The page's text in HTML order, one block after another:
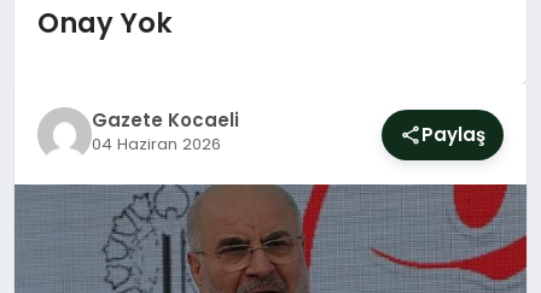
MAGAZIN
YAŞAM
DÜNYA
SAĞLIK
Onay Yok
Gazete Kocaeli
04 Haziran 2026 Paylaş